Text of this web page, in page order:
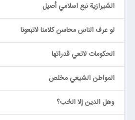
الشيرازية نبع اسلامي أصيل
لو عرف الناس محاسن كلامنا لاتبعونا
الحكومات لاتعي قدراتها
المواطن الشيعي مخلص
وهل الدين إلا الحُب؟